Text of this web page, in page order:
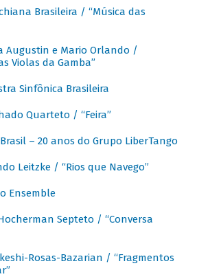
Brasileira / “Música das
Augustin e Mario Orlando /
Violas da Gamba”
Sinfônica Brasileira
Quarteto / “Feira”
– 20 anos do Grupo LiberTango
Leitzke / “Rios que Navego”
Ensemble
Septeto / “Conversa
Rosas-Bazarian / “Fragmentos